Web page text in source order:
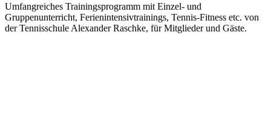
Umfangreiches Trainingsprogramm mit Einzel- und
Gruppenunterricht, Ferienintensivtrainings, Tennis-Fitness etc. von
der Tennisschule Alexander Raschke, für Mitglieder und Gäste.